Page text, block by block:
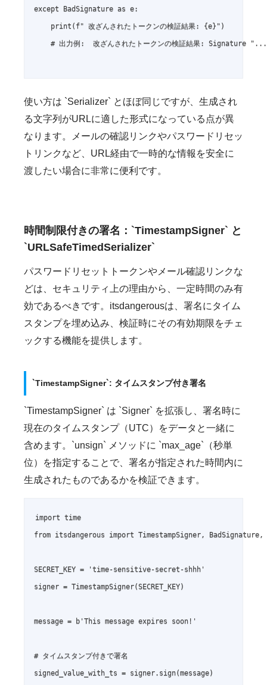
except BadSignature as e:
    print(f" 改ざんされたトークンの検証結果: {e}")
# 出力例:  改ざんされたトークンの検証結果: Signature
使い方は `Serializer` とほぼ同じですが、生成され
る文字列がURLに適した形式になっている点が異
なります。メールの確認リンクやパスワードリセッ
トリンクなど、URL経由で一時的な情報を安全に
渡したい場合に非常に便利です。
時間制限付きの署名：`TimestampSigner` と
`URLSafeTimedSerializer`
パスワードリセットトークンやメール確認リンクな
どは、セキュリティ上の理由から、一定時間のみ有
効であるべきです。itsdangerousは、署名にタイム
スタンプを埋め込み、検証時にその有効期限をチェ
ックする機能を提供します。
`TimestampSigner`: タイムスタンプ付き署名
`TimestampSigner` は `Signer` を拡張し、署名時に
現在のタイムスタンプ（UTC）をデータと一緒に
含めます。`unsign` メソッドに `max_age`（秒単
位）を指定することで、署名が指定された時間内に
生成されたものであるかを検証できます。
import time
from itsdangerous import TimestampSigner,
SECRET_KEY = 'time-sensitive-secret-shhh'
signer = TimestampSigner(SECRET_KEY)
message = b'This message expires soon!'
# タイムスタンプ付きで署名
signed_value_with_ts = signer.sign(message)